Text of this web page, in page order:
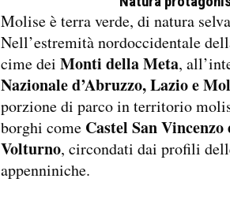
Molise è terra verde, di natura
Nell’estremità nordoccidentale
cime dei Monti della Meta,
Nazionale d’Abruzzo, Lazio e
porzione di parco in territorio
borghi come Castel San Vincenzo
Volturno, circondati dai profili
appenniniche.